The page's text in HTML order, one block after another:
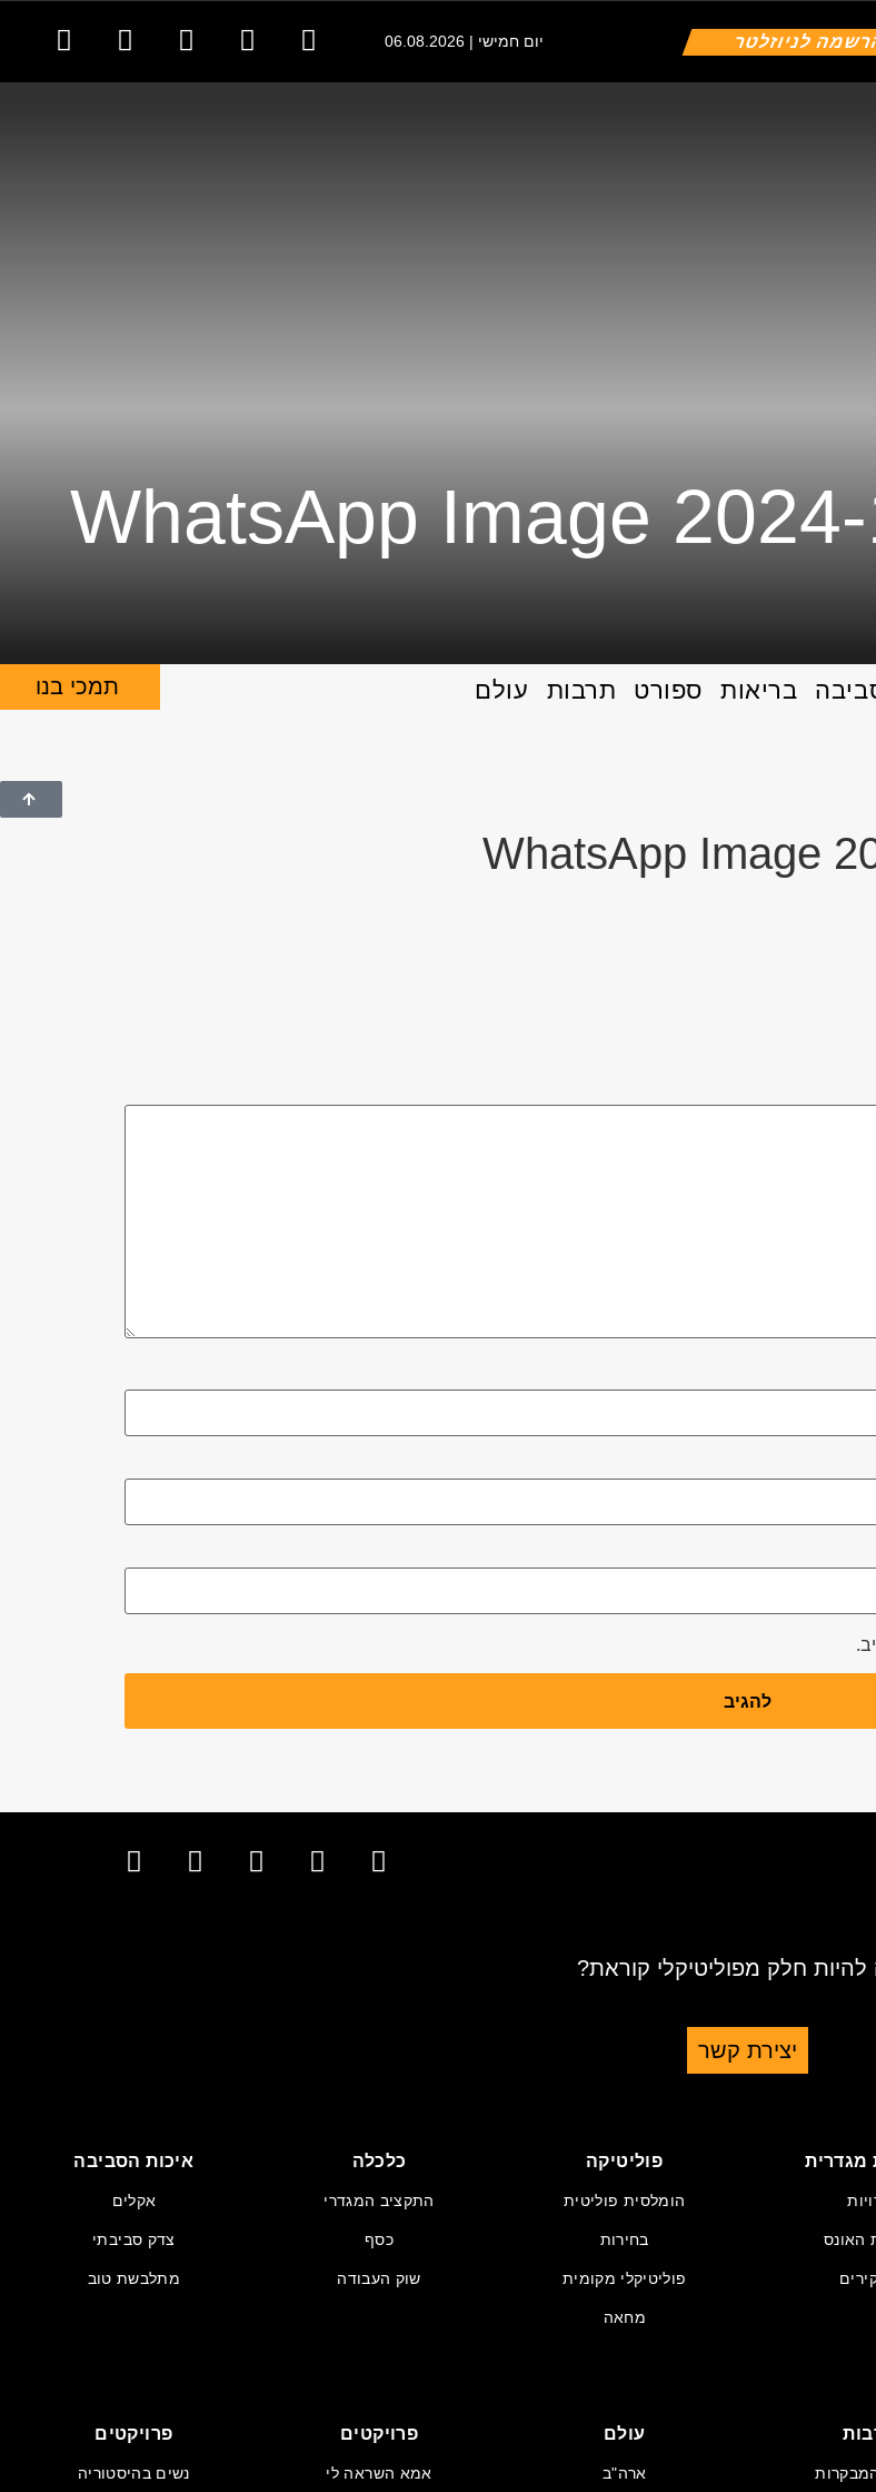
לניוזלטר יום חמישי | 06.08.2026
WhatsApp Image
בריאות ספורט תרבות עולם תמכי בנו
WhatsApp Image
להיות חלק מפוליטיקלי קוראת?
יצירת קשר
מגדרית
האונס
פוליטיקה
הומלסית פוליטית
בחירות
פוליטיקלי מקומית
מחאה
כלכלה
התקציב המגדרי
כסף
שוק העבודה
איכות הסביבה
אקלים
צדק סביבתי
מתלבשת טוב
עולם
ארה"ב
פרויקטים
אמא השראה לי
פרויקטים
נשים בהיסטוריה